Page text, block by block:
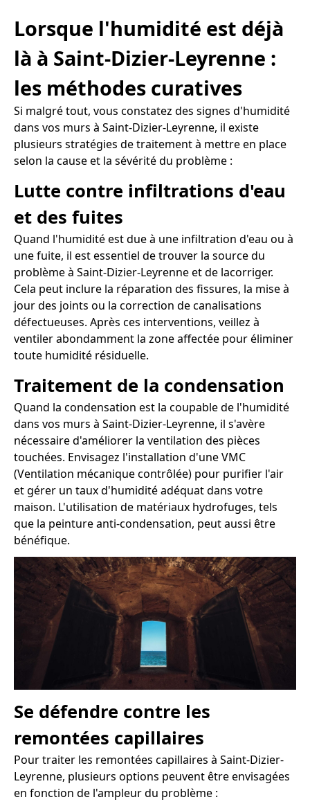
Lorsque l'humidité est déjà
là à Saint-Dizier-Leyrenne :
les méthodes curatives
Si malgré tout, vous constatez des signes d'humidité
dans vos murs à Saint-Dizier-Leyrenne, il existe
plusieurs stratégies de traitement à mettre en place
selon la cause et la sévérité du problème :
Lutte contre infiltrations d'eau
et des fuites
Quand l'humidité est due à une infiltration d'eau ou à
une fuite, il est essentiel de trouver la source du
problème à Saint-Dizier-Leyrenne et de lacorriger.
Cela peut inclure la réparation des fissures, la mise à
jour des joints ou la correction de canalisations
défectueuses. Après ces interventions, veillez à
ventiler abondamment la zone affectée pour éliminer
toute humidité résiduelle.
Traitement de la condensation
Quand la condensation est la coupable de l'humidité
dans vos murs à Saint-Dizier-Leyrenne, il s'avère
nécessaire d'améliorer la ventilation des pièces
touchées. Envisagez l'installation d'une VMC
(Ventilation mécanique contrôlée) pour purifier l'air
et gérer un taux d'humidité adéquat dans votre
maison. L'utilisation de matériaux hydrofuges, tels
que la peinture anti-condensation, peut aussi être
bénéfique.
Se défendre contre les
remontées capillaires
Pour traiter les remontées capillaires à Saint-Dizier-
Leyrenne, plusieurs options peuvent être envisagées
en fonction de l'ampleur du problème :